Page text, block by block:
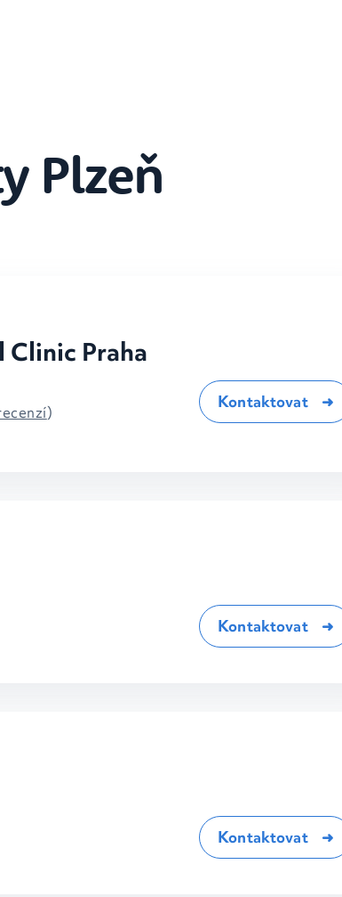
Plzeň
Praha
)
Kontaktovat
Kontaktovat
Kontaktovat